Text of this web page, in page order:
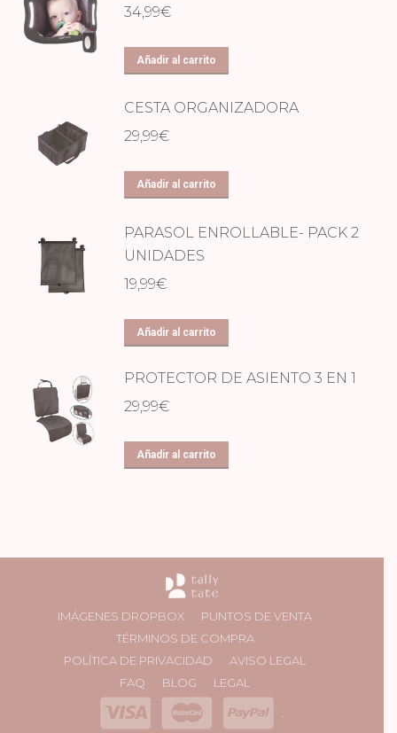
34,99€
Añadir al carrito
CESTA ORGANIZADORA
29,99€
Añadir al carrito
PARASOL ENROLLABLE- PACK 2
UNIDADES
19,99€
Añadir al carrito
PROTECTOR DE ASIENTO 3 EN 1
29,99€
Añadir al carrito
IMÁGENES DROPBOX
PUNTOS DE VENTA
TÉRMINOS DE COMPRA
POLÍTICA DE PRIVACIDAD
AVISO LEGAL
FAQ
BLOG LEGAL